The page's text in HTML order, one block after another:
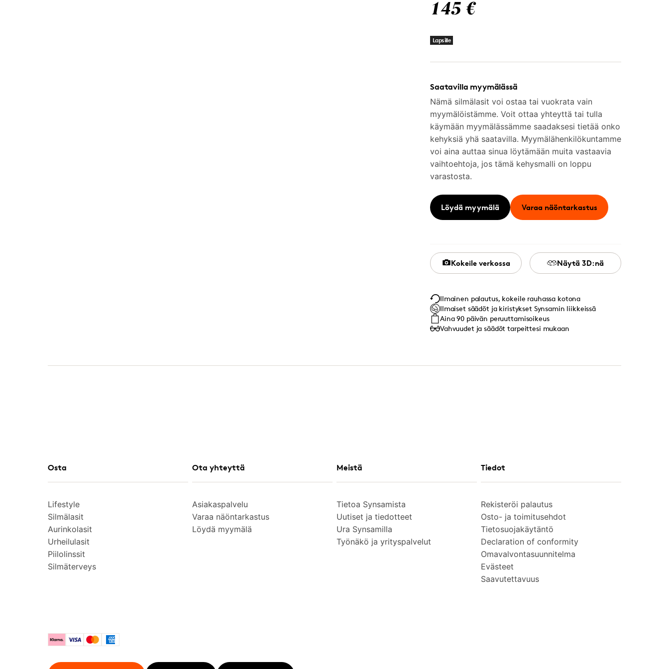
145 €
Lapsille
Saatavilla myymälässä
Nämä silmälasit voi ostaa tai vuokrata vain
myymälöistämme. Voit ottaa yhteyttä tai tulla
käymään myymälässämme saadaksesi tietää onko
kehyksiä yhä saatavilla. Myymälähenkilökuntamme
voi aina auttaa sinua löytämään muita vastaavia
vaihtoehtoja, jos tämä kehysmalli on loppu
varastosta.
Löydä myymälä Varaa näöntarkastus
Kokeile verkossa Näytä 3D:nä
Ilmainen palautus, kokeile rauhassa kotona
Ilmaiset säädöt ja kiristykset Synsamin liikkeissä
Aina 90 päivän peruuttamisoikeus
Vahvuudet ja säädöt tarpeittesi mukaan
Osta
Lifestyle
Silmälasit
Aurinkolasit
Urheilulasit
Piilolinssit
Silmäterveys
Ota yhteyttä
Asiakaspalvelu
Varaa näöntarkastus
Löydä myymälä
Meistä
Tietoa Synsamista
Uutiset ja tiedotteet
Ura Synsamilla
Työnäkö ja yrityspalvelut
Tiedot
Rekisteröi palautus
Osto- ja toimitusehdot
Tietosuojakäytäntö
Declaration of conformity
Omavalvontasuunnitelma
Evästeet
Saavutettavuus
KlarnaVisa MastercardAmerican Express